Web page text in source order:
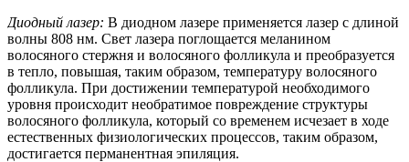
Диодный лазер: В диодном лазере применяется лазер с длиной
волны 808 нм. Свет лазера поглощается меланином
волосяного стержня и волосяного фолликула и преобразуется
в тепло, повышая, таким образом, температуру волосяного
фолликула. При достижении температурой необходимого
уровня происходит необратимое повреждение структуры
волосяного фолликула, который со временем исчезает в ходе
естественных физиологических процессов, таким образом,
достигается перманентная эпиляция.